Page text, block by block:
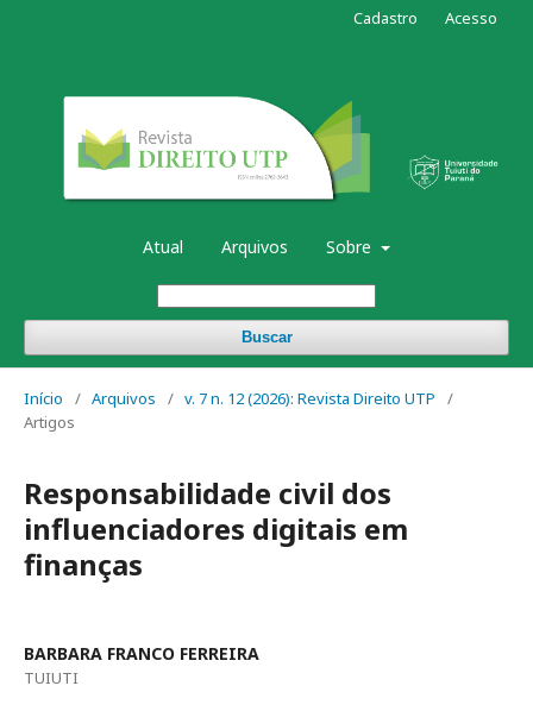
Atual Arquivos Sobre
Buscar
Cadastro Acesso
Início / Arquivos / v. 7 n. 12 (2026): Revista Direito UTP
/
Artigos
Responsabilidade civil dos
influenciadores digitais em
finanças
BARBARA FRANCO FERREIRA
TUIUTI